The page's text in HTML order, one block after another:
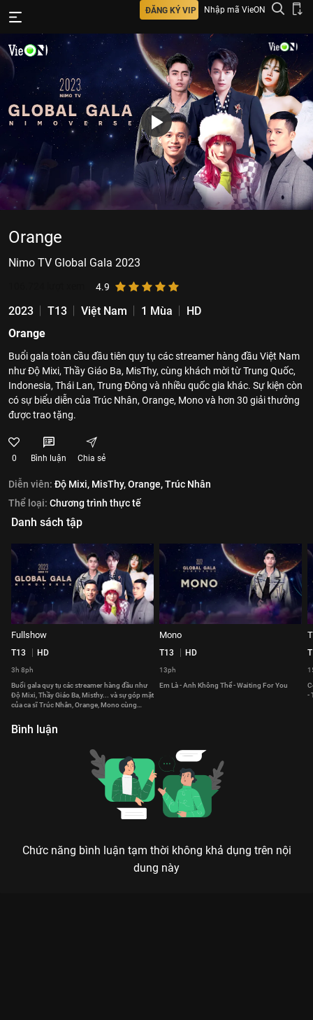
ĐĂNG KÝ VIP Nhập mã VieON
Orange
Nimo TV Global Gala 2023
4.9
2023 T13 Việt Nam 1 Mùa
HD
Orange
Buổi gala toàn cầu đầu tiên quy tụ các streamer hàng đầu Việt Nam
như Độ Mixi, Thầy Giáo Ba, MisThy, cùng khách mời từ Trung Quốc,
Indonesia, Thái Lan, Trung Đông và nhiều quốc gia khác. Sự kiện còn
có sự biểu diễn của Trúc Nhân, Orange, Mono và hơn 30 giải thưởng
được trao tặng.
0 Bình luận Chia sẻ
Diễn viên: Độ Mixi, MisThy,Orange,Trúc Nhân
Thể loại: Chương trình thực tế
Danh sách tập
Fullshow
T13 HD
3h 8ph
Buổi gala quy tụ các streamer hàng đầu như
Độ Mixi, Thầy Giáo Ba, Misthy... và sự góp mặt
của ca sĩ Trúc Nhân, Orange, Mono cùng
Mono
T13 HD
13ph
Em Là - Anh Không Thể - Waiting For You
-
Bình luận
Chức năng bình luận tạm thời không khả dụng trên nội
dung này